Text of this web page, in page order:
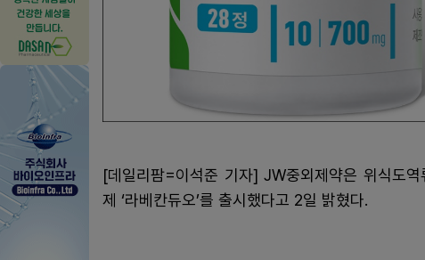
[데일리팜=이석준 기자] JW중외제약은 위식도
제 ‘라베칸듀오’를 출시했다고 2일 밝혔다.